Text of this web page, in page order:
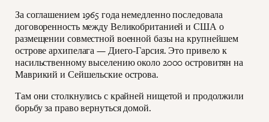
За соглашением 1965 года немедленно последовала
договоренность между Великобританией и США о
размещении совместной военной базы на крупнейшем
острове архипелага — Диего-Гарсия. Это привело к
насильственному выселению около 2000 островитян на
Маврикий и Сейшельские острова.
Там они столкнулись с крайней нищетой и продолжили
борьбу за право вернуться домой.